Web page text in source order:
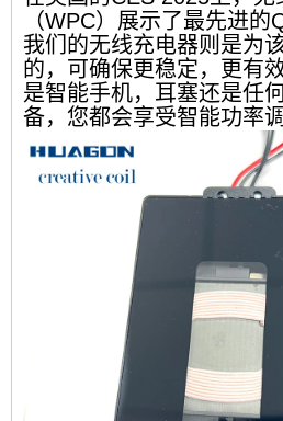
（WPC）展示了最先进
我们的无线充电器则是为
的，可确保更稳定，更有
是智能手机，耳塞还是任
备，您都会享受智能功率